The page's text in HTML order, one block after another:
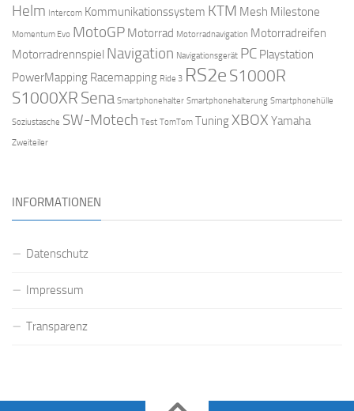
Helm Intercom Kommunikationssystem KTM Mesh Milestone
Momentum Evo MotoGP Motorrad Motorradnavigation Motorradreifen
Motorradrennspiel Navigation Navigationsgerät PC Playstation
PowerMapping Racemapping Ride 3 RS2e S1000R
S1000XR Sena Smartphonehalter Smartphonehalterung Smartphonehülle
Soziustasche SW-Motech Test TomTom TuningXBOX Yamaha
Zweiteiler
INFORMATIONEN
Datenschutz
Impressum
Transparenz